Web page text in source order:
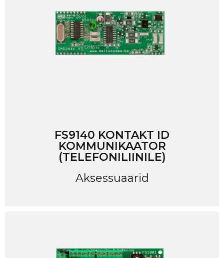
FS9140 KONTAKT ID
KOMMUNIKAATOR
(TELEFONILIINILE)
Aksessuaarid